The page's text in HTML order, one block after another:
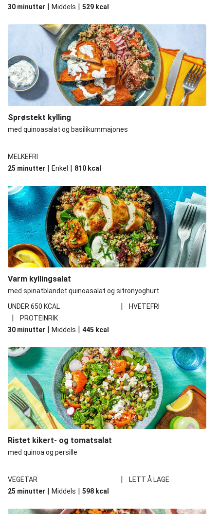
30 minutter | Middels | 529 kcal
Sprøstekt kylling
med quinoasalat og basilikummajones
MELKEFRI
25 minutter | Enkel | 810 kcal
Varm kyllingsalat
med spinatblandet quinoasalat og sitronyoghurt
UNDER 650 KCAL
| HVETEFRI
|
PROTEINRIK
30 minutter | Middels | 445 kcal
Ristet kikert- og tomatsalat
med quinoa og persille
VEGETAR |
LETT Å LAGE
25 minutter | Middels | 598 kcal